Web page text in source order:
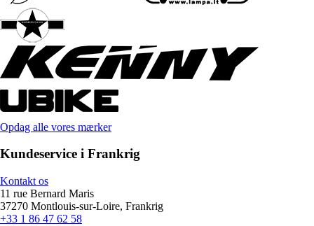
Opdag alle vores mærker
Kundeservice i Frankrig
Kontakt os
11 rue Bernard Maris
37270 Montlouis-sur-Loire, Frankrig
+33 1 86 47 62 58